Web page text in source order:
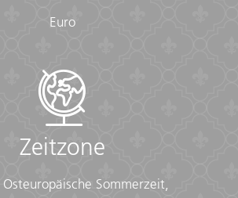
Euro
Zeitzone
Osteuropäische Sommerzeit,